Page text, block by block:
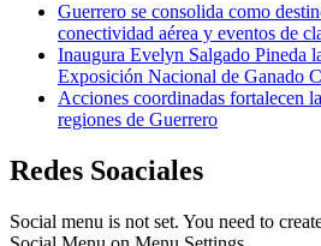
Guerrero se consolida como
conectividad aérea y eventos de
Inaugura Evelyn Salgado Pineda
Exposición Nacional de Ganado
Acciones coordinadas fortalecen
regiones de Guerrero
Redes Soaciales
Social menu is not set. You need to